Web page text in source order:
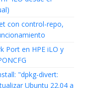
con control-repo,
Port en HPE iLO y
"dpkg-divert:
Ubuntu 22.04 a